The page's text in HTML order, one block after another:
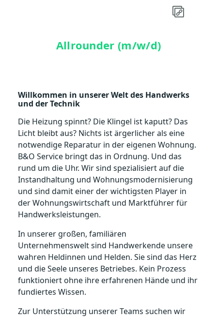
Allrounder (m/w/d)
Willkommen in unserer Welt des Handwerks
und der Technik
Die Heizung spinnt? Die Klingel ist kaputt? Das
Licht bleibt aus? Nichts ist ärgerlicher als eine
notwendige Reparatur in der eigenen Wohnung.
B&O Service bringt das in Ordnung. Und das
rund um die Uhr. Wir sind spezialisiert auf die
Instandhaltung und Wohnungsmodernisierung
und sind damit einer der wichtigsten Player in
der Wohnungswirtschaft und Marktführer für
Handwerksleistungen.
In unserer großen, familiären
Unternehmenswelt sind Handwerkende unsere
wahren Heldinnen und Helden. Sie sind das Herz
und die Seele unseres Betriebes. Kein Prozess
funktioniert ohne ihre erfahrenen Hände und ihr
fundiertes Wissen.
Zur Unterstützung unserer Teams suchen wir